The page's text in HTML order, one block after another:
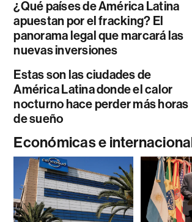
¿Qué países de América Latina
apuestan por el fracking? El
panorama legal que marcará las
nuevas inversiones
Estas son las ciudades de
América Latina donde el calor
nocturno hace perder más horas
de sueño
Económicas e